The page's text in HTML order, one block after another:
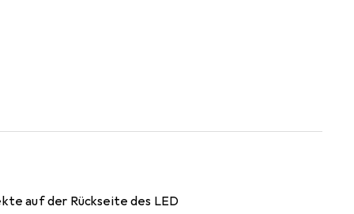
auf der Rückseite des LED